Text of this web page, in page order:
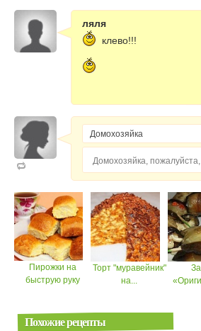
ляля
клево!!!
Пирожки на
быструю руку
Торт "муравейник"
на...
Похожие рецепты